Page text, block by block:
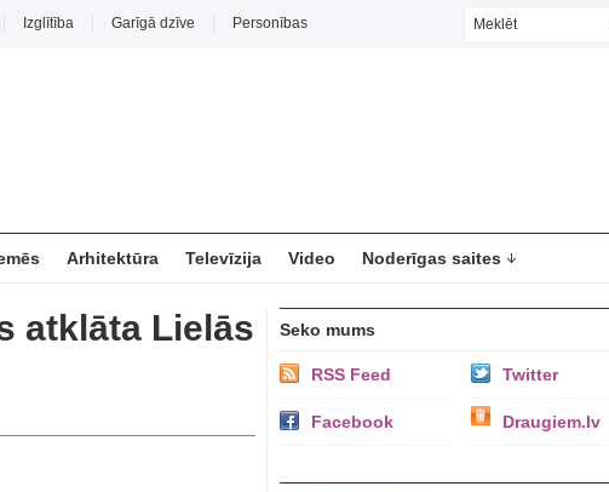
Izglītība Garīgā dzīve Personības
Arhitektūra Televīzija Video Noderīgas saites
atklāta Lielās
Seko mums
RSS Feed Twitter
Facebook Draugiem.lv